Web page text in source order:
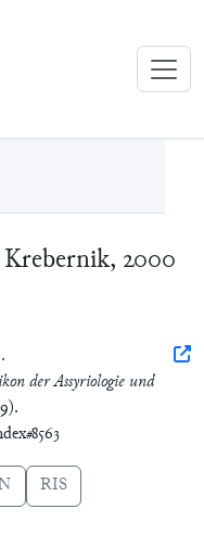
2000
der Assyriologie und
RIS